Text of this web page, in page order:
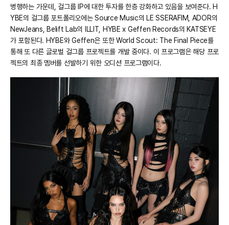
병행하는 가운데, 걸그룹 IP에 대한 투자를 한층 강화하고 있음을 보여준다. H
YBE의 걸그룹 포트폴리오에는 Source Music의 LE SSERAFIM, ADOR의
NewJeans, Belift Lab의 ILLIT, HYBE x Geffen Records의 KATSEYE
가 포함된다. HYBE와 Geffen은 또한 World Scout: The Final Piece를
통해 또 다른 글로벌 걸그룹 프로젝트를 개발 중이다. 이 프로그램은 해당 프로
젝트의 최종 멤버를 선발하기 위한 오디션 프로그램이다.